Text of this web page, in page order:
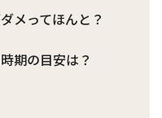
メってほんと？
期の目安は？